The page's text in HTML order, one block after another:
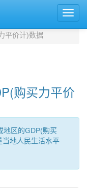
平价计)数据
购买力平价
地区的GDP(购买
当地人民生活水平